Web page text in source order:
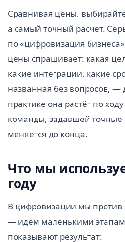
Сравнивая цены,
а самый точный расчёт.
по «цифровизация
цены спрашивает: какая
какие интеграции, какие
названная без вопросов, —
практике она растёт по
команды, задавшей точные
меняется до конца.
Что мы
году
В цифровизации мы против
— идём маленькими
показывают результат: